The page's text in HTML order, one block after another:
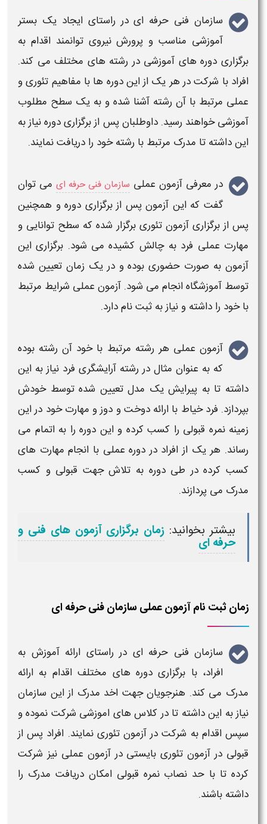
سازمان فنی حرفه ایدر راستای ایجاد یک بستر
آموزشی مناسب و پرورش نیروی توانمند اقدام به
برگزاری دوره های آموزشی در رشته های مختلف می کند.
افراد با شرکت در هر یک از این دوره ها با مفاهیم تئوری و
عملی مرتبط با آن رشته آشنا شده و به یک سطح مطلوب
آموزشی خواهند رسید. داوطلبان پس ازبرگزاریدوره نیاز به
این داشته تا مدرک مرتبط با رشته خود را دریافت نمایند.
در معرفی آزمون عملی سازمان فنی حرفه ای می توان
گفت که این آزمونپس ازبرگزاری دوره و همچنین
پس از برگزاریآزمونتئوری برگزار شده که سطح توانایی و
مهارت عملی فرد به چالش کشیده می شود. برگزاری این
آزمون به صورت حضوری بوده و در یک زمان تعیین شده
توسط آموزشگاه انجام می شود. آزمون عملی شرایط مرتبط
با خود را داشته و نیاز به ثبت نام دارد.
آزمون عملی هر رشته مرتبط با خود آن رشته بوده
که به عنوان مثال در رشته آرایشگری فرد نیاز به این
داشته تا به پیرایش یک مدل تعیین شده توسط خودش
بپردازد. فرد خیاط با ارائه دوخت و دوز و مهارت خود در این
زمینه نمره قبولی را کسب کرده و این دوره را به اتمام می
رساند. هر یک از افراد در دوره عملیبا انجام مهارت های
کسب کرده در طی دوره به تلاش جهت قبولی و کسب
مدرک می پردازند.
بیشتر بخوانید: زمان برگزاری آزمون های فنی و
حرفه ای
زمان ثبت نام آزمون عملی سازمان فنی حرفه ای
سازمان فنی حرفه ای در راستای ارائه آموزش به
افراد، با برگزاریدوره های مختلف اقدام به ارائه
مدرک می کند. هنرجویان جهت اخد مدرک از این سازمان
نیاز به این داشته تا در کلاس های اموزشی شرکت نموده و
سپس اقدام به شرکت درآزمونتئوری نمایند. افراد پس از
قبولی در آزمون تئوری بایستی درآزمون عملی نیز شرکت
کرده تا با حد نصاب نمره قبولی امکان دریافت مدرک را
داشته باشند.